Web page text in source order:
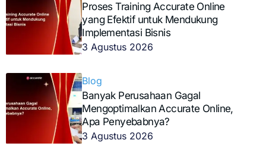
Proses Training Accurate Online
yang Efektif untuk Mendukung
Implementasi Bisnis
3 Agustus 2026
Blog
Banyak Perusahaan Gagal
Mengoptimalkan Accurate Online,
Apa Penyebabnya?
3 Agustus 2026